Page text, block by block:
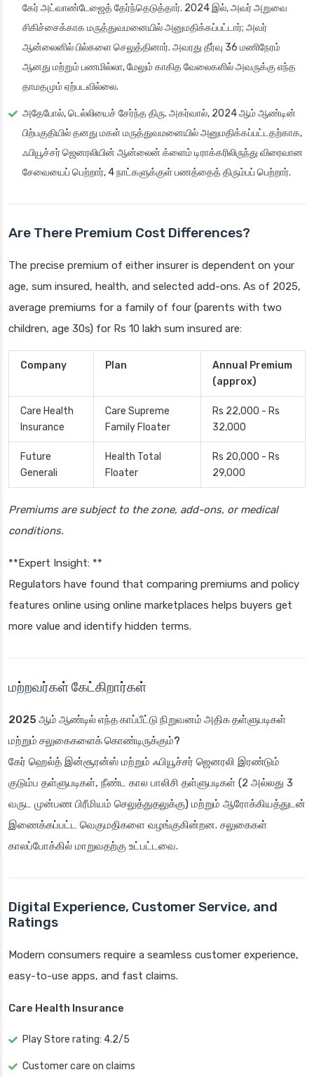
கேர் அட்வாண்டேஜைத் தேர்ந்தெடுத்தார். 2024 இல், அவர் அறுவை
சிகிச்சைக்காக மருத்துவமனையில் அனுமதிக்கப்பட்டார்; அவர்
ஆன்லைனில் பில்களை செலுத்தினார். அவரது தீர்வு 36 மணிநேரம்
ஆனது மற்றும் பணமில்லா, மேலும் காகித வேலைகளில் அவருக்கு எந்த
தாமதமும் ஏற்படவில்லை.
அதேபோல், டெல்லியைச் சேர்ந்த திரு. அகர்வால், 2024 ஆம் ஆண்டின்
பிற்பகுதியில் தனது மகள் மருத்துவமனையில் அனுமதிக்கப்பட்டதற்காக,
ஃபியூச்சர் ஜெனரலியின் ஆன்லைன் க்ளைம் டிராக்கரிலிருந்து விரைவான
சேவையைப் பெற்றார், 4 நாட்களுக்குள் பணத்தைத் திரும்பப் பெற்றார்.
Are There Premium Cost Differences?
The precise premium of either insurer is dependent on your
age, sum insured, health, and selected add-ons. As of 2025,
average premiums for a family of four (parents with two
children, age 30s) for Rs 10 lakh sum insured are:
Company Plan
Annual Premium
(approx)
Care Health
Insurance
Care Supreme
Family Floater
Rs 22,000 - Rs
32,000
Future
Generali
Health Total
Floater
Rs 20,000 - Rs
29,000
Premiums are subject to the zone, add-ons, or medical
conditions.
**Expert Insight: **
Regulators have found that comparing premiums and policy
features online using online marketplaces helps buyers get
more value and identify hidden terms.
மற்றவர்கள் கேட்கிறார்கள்
2025 ஆம் ஆண்டில் எந்த காப்பீட்டு நிறுவனம் அதிக தள்ளுபடிகள்
மற்றும் சலுகைகளைக் கொண்டிருக்கும்?
கேர் ஹெல்த் இன்சூரன்ஸ் மற்றும் ஃபியூச்சர் ஜெனரலி இரண்டும்
குடும்ப தள்ளுபடிகள், நீண்ட கால பாலிசி தள்ளுபடிகள் (2 அல்லது 3
வருட முன்பண பிரீமியம் செலுத்துதலுக்கு) மற்றும் ஆரோக்கியத்துடன்
இணைக்கப்பட்ட வெகுமதிகளை வழங்குகின்றன. சலுகைகள்
காலப்போக்கில் மாறுவதற்கு உட்பட்டவை.
Digital Experience, Customer Service, and
Ratings
Modern consumers require a seamless customer experience,
easy-to-use apps, and fast claims.
Care Health Insurance
Play Store rating: 4.2/5
Customer care on claims